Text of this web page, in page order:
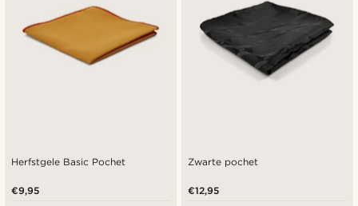
Herfstgele Basic Pochet
€9,95
Zwarte pochet
€12,95